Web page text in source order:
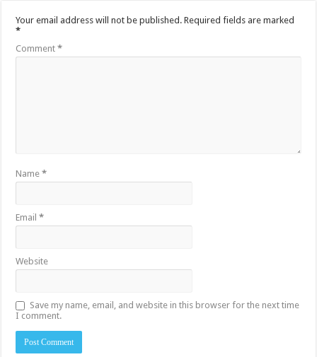
Your email address will not be published. Required fields are marked
*
Comment*
Name*
Email*
Website
Save my name, email, and website in this browser for the next time
I comment.